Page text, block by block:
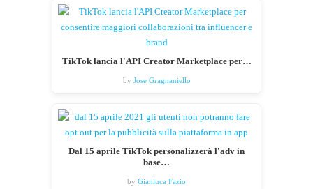
TikTok lancia l'API Creator Marketplace per…
by Jose Gragnaniello
Dal 15 aprile TikTok personalizzerà l'adv in
base…
by Gianluca Fazio